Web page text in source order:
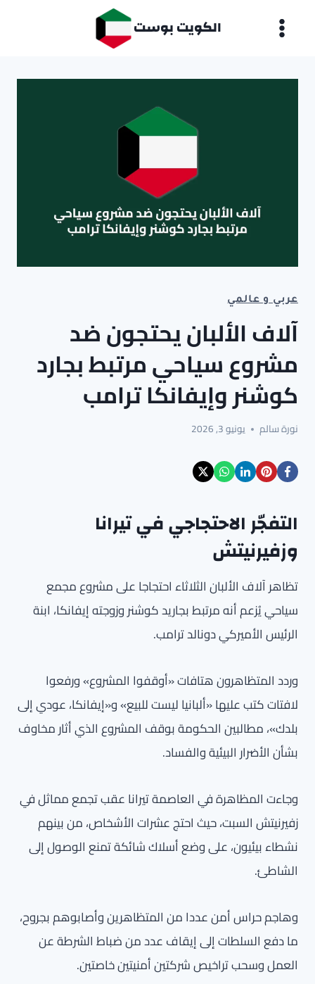
الكويت بوست
عربي و عالمي
آلاف الألبان يحتجون ضد
مشروع سياحي مرتبط بجارد
كوشنر وإيفانكا ترامب
نورة سالم يونيو 3, 2026
التفجّر الاحتجاجي في تيرانا
وزفيرنيتش
تظاهر آلاف الألبان الثلاثاء احتجاجا على مشروع مجمع
سياحي يُزعم أنه مرتبط بجاريد كوشنر وزوجته إيفانكا، ابنة
الرئيس الأميركي دونالد ترامب.
وردد المتظاهرون هتافات «أوقفوا المشروع» ورفعوا
لافتات كتب عليها «ألبانيا ليست للبيع» و«إيفانكا، عودي إلى
بلدك»، مطالبين الحكومة بوقف المشروع الذي أثار مخاوف
بشأن الأضرار البيئية والفساد.
وجاءت المظاهرة في العاصمة تيرانا عقب تجمع مماثل في
زفيرنيتش السبت، حيث احتج عشرات الأشخاص، من بينهم
نشطاء بيئيون، على وضع أسلاك شائكة تمنع الوصول إلى
الشاطئ.
وهاجم حراس أمن عددا من المتظاهرين وأصابوهم بجروح،
ما دفع السلطات إلى إيقاف عدد من ضباط الشرطة عن
العمل وسحب تراخيص شركتين أمنيتين خاصتين.